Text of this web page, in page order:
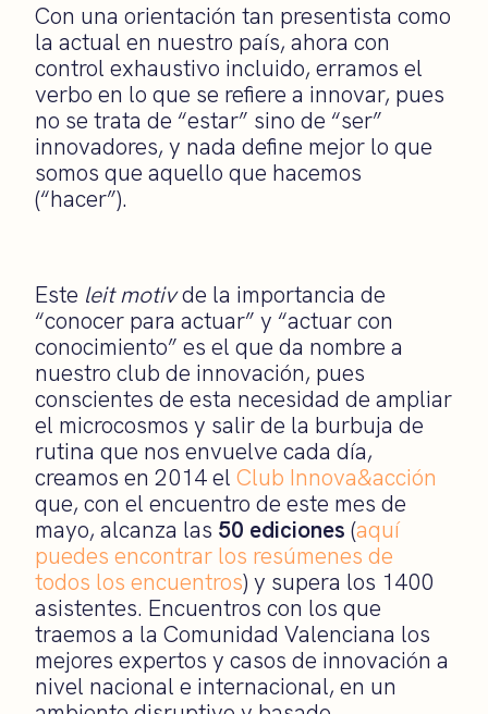
Con una orientación tan presentista como
la actual en nuestro país, ahora con
control exhaustivo incluido, erramos el
verbo en lo que se refiere a innovar, pues
no se trata de “estar” sino de “ser”
innovadores, y nada define mejor lo que
somos que aquello que hacemos
(“hacer”).
Este leit motivde la importancia de
“conocer para actuar” y “actuar con
conocimiento” es el que da nombre a
nuestro club de innovación, pues
conscientes de esta necesidad de ampliar
el microcosmos y salir de la burbuja de
rutina que nos envuelve cada día,
creamos en 2014 el Club Innova&acción
que, con el encuentro de este mes de
mayo, alcanza las 50 ediciones (aquí
puedes encontrar los resúmenes de
todos los encuentros) y supera los 1400
asistentes. Encuentros con los que
traemos a la Comunidad Valenciana los
mejores expertos y casos de innovación a
nivel nacional e internacional, en un